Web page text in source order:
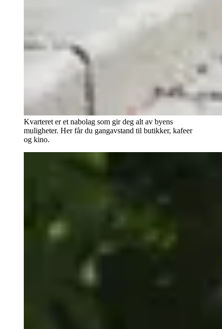
Kvarteret er et nabolag som gir deg alt av byens
muligheter. Her får du gangavstand til butikker, kafeer
og kino.